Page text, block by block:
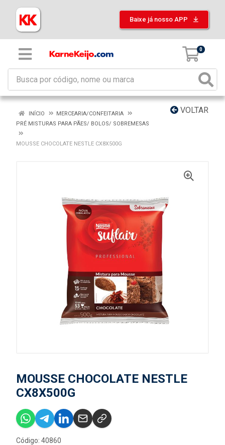
Baixe já nosso APP
0
VOLTAR
INÍCIO
MERCEARIA/CONFEITARIA
PRÉ MISTURAS PARA PÃES/ BOLOS/ SOBREMESAS
MOUSSE CHOCOLATE NESTLE CX8X500G
MOUSSE CHOCOLATE NESTLE
CX8X500G
Código: 40860